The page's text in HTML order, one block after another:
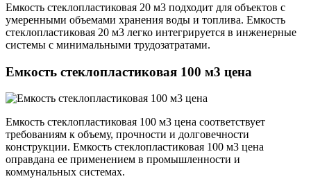
Емкость стеклопластиковая 20 м3 подходит для объектов с
умеренными объемами хранения воды и топлива. Емкость
стеклопластиковая 20 м3 легко интегрируется в инженерные
системы с минимальными трудозатратами.
Емкость стеклопластиковая 100 м3 цена
Емкость стеклопластиковая 100 м3 цена соответствует
требованиям к объему, прочности и долговечности
конструкции. Емкость стеклопластиковая 100 м3 цена
оправдана ее применением в промышленности и
коммунальных системах.